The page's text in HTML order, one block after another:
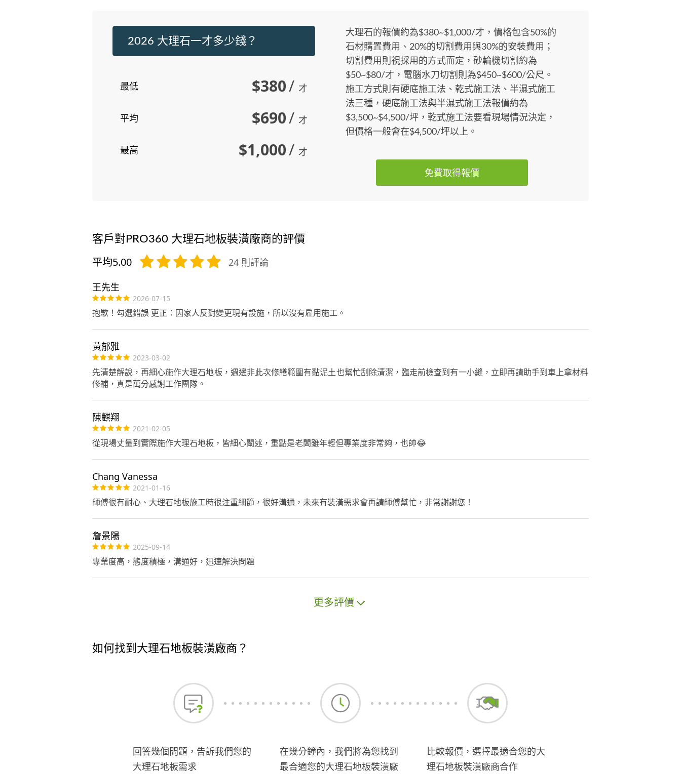
2026 大理石一才多少錢？
最低 $380/ 才
平均 $690/ 才
最高 $1,000/ 才
大理石的報價約為$380~$1,000/才，價格包含50%的
石材購置費用、20%的切割費用與30%的安裝費用；
切割費用則視採用的方式而定，砂輪機切割約為
$50~$80/才，電腦水刀切割則為$450~$600/公尺。
施工方式則有硬底施工法、乾式施工法、半濕式施工
法三種，硬底施工法與半濕式施工法報價約為
$3,500~$4,500/坪，乾式施工法要看現場情況決定，
但價格一般會在$4,500/坪以上。
免費取得報價
客戶對PRO360 大理石地板裝潢廠商的評價
平均5.00 24 則評論
王先生
2026-07-15
抱歉！勾選錯誤 更正：因家人反對變更現有設施，所以沒有雇用施工。
黃郁雅
2023-03-02
先清楚解說，再細心施作大理石地板，週邊非此次修繕範圍有黏泥土也幫忙刮除清潔，臨走前檢查到有一小縫，立即再請助手到車上拿材料
修補，真是萬分感謝工作團隊。
陳麒翔
2021-02-05
從現場丈量到實際施作大理石地板，皆細心闡述，重點是老闆雖年輕但專業度非常夠，也帥😂
Chang Vanessa
2021-01-16
師傅很有耐心、大理石地板施工時很注重細節，很好溝通，未來有裝潢需求會再請師傅幫忙，非常謝謝您！
詹景陽
2025-09-14
專業度高，態度積極，溝通好，迅速解決問題
更多評價
如何找到大理石地板裝潢廠商？
回答幾個問題，告訴我們您的
大理石地板需求
在幾分鐘內，我們將為您找到
最合適您的大理石地板裝潢廠
比較報價，選擇最適合您的大
理石地板裝潢廠商合作